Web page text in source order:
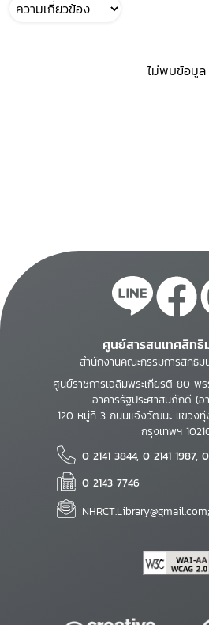
ไม่พบข้อมูล
ศูนย์สารสนเทศสิท
สำนักงานคณะกรรมการสิทธิ
ศูนย์ราชการเฉลิมพระเกียรติ 80 พ
อาคารรัฐประศาสนภักดี (อ
120 หมู่ที่ 3 ถนนแจ้งวัฒนะ แขวง
กรุงเทพฯ
0 2141 3844, 0 2141 1987,
0 2143 7746